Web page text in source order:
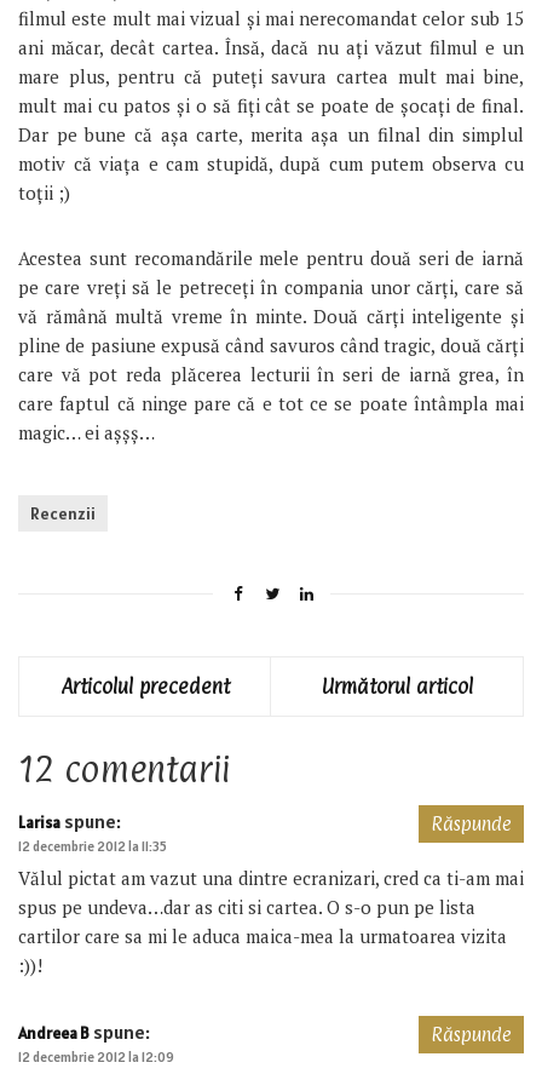
filmul este mult mai vizual și mai nerecomandat celor sub 15
ani măcar, decât cartea. Însă, dacă nu ați văzut filmul e un
mare plus, pentru că puteți savura cartea mult mai bine,
mult mai cu patos și o să fiți cât se poate de șocați de final.
Dar pe bune că așa carte, merita așa un filnal din simplul
motiv că viața e cam stupidă, după cum putem observa cu
toții ;)
Acestea sunt recomandările mele pentru două seri de iarnă
pe care vreți să le petreceți în compania unor cărți, care să
vă rămână multă vreme în minte. Două cărți inteligente și
pline de pasiune expusă când savuros când tragic, două cărți
care vă pot reda plăcerea lecturii în seri de iarnă grea, în
care faptul că ninge pare că e tot ce se poate întâmpla mai
magic… ei așșș…
Recenzii
Articolul precedent Următorul articol
12 comentarii
Larisa spune:
12 decembrie 2012 la 11:35
Vălul pictat am vazut una dintre ecranizari, cred ca ti-am mai
spus pe undeva…dar as citi si cartea. O s-o pun pe lista
cartilor care sa mi le aduca maica-mea la urmatoarea vizita
:))!
Răspunde
Andreea B spune:
12 decembrie 2012 la 12:09
Răspunde